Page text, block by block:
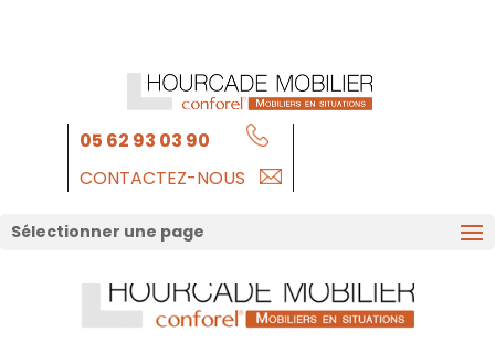
05 62 93 03 90
CONTACTEZ-NOUS
Sélectionner une page